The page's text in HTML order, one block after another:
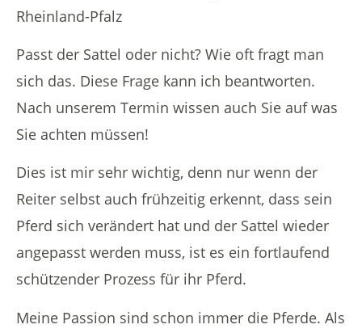
Rheinland-Pfalz
Passt der Sattel oder nicht? Wie oft fragt man
sich das. Diese Frage kann ich beantworten.
Nach unserem Termin wissen auch Sie auf was
Sie achten müssen!
Dies ist mir sehr wichtig, denn nur wenn der
Reiter selbst auch frühzeitig erkennt, dass sein
Pferd sich verändert hat und der Sattel wieder
angepasst werden muss, ist es ein fortlaufend
schützender Prozess für ihr Pferd.
Meine Passion sind schon immer die Pferde. Als